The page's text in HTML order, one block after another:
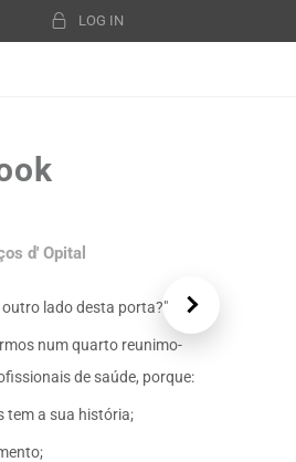
LOG IN
d' Opital
outro lado desta porta?"
num quarto reunimo-
de saúde, porque:
tem a sua história;